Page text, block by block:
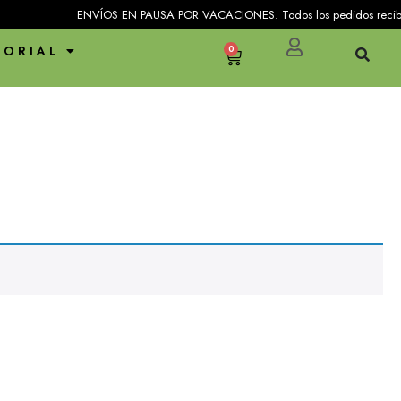
ENVÍOS EN PAUSA POR VACACIONES. Todos los pedidos
0